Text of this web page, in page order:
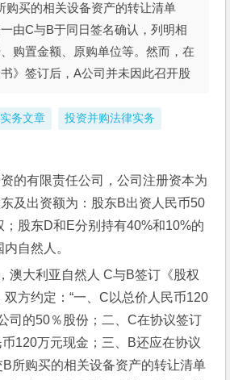
购买的相关设备资产的转让清单
一由C与B于同日签名确认，列明相
购置金额、原购单位等。然而，在
》签订后，A公司并未因此召开股
务文章 投资并购法律实务
的有限责任公司，公司注册资本为
及出资额为：股东B出资人民币50
；股东D和E分别持有40%和10%的
自然人。
澳大利亚自然人 C与B签订《股权
方约定：“一、C以总价人民币120
司的50％股份；二、C在协议签订
120万元现金；三、B还应在协议
所购买的相关设备资产的转让清单